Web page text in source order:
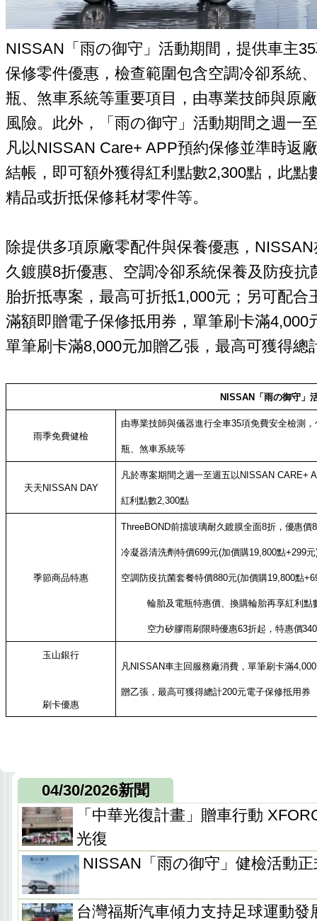
NISSAN「雨の御守」活動期間，提供車主
保修零件優惠，檢查範圍包含空調冷卻系統
瓶、煞車系統等重要項目，由專業技師與原
風險。此外，「雨の御守」活動期間之週一
凡以NISSAN Care+ APP預約保修並準時返
結帳，即可額外獲得紅利點數2,300點，此
精品或折抵保修耗材零件等。
除提供多項原廠零配件與保養優惠，
久鍍膜8折優惠、空調冷卻系統保養及防疫
胎折抵專案，最高可折抵1,000元；另可配
滿額即贈電子保修抵用券，單筆刷卡滿
單筆刷卡滿8,000元加贈乙張，最高可獲得總
NISSAN 「雨の御守」
雨季免費健檢
由專業技師與儀器進行全車35項免費安全檢測
瓶、煞車系統等
天天 NISSAN DAY
凡於專案期間之週一至週五以 NISSAN CARE+
紅利點數2,300點
季節商品特惠
ThreeBOND前擋玻璃耐久鍍膜全面8折，優惠價
冷凝器清洗劑特價699元(加價購19,800點+299元
空調防疫抗菌套餐特價880元(加價購19,800點
輪胎及電瓶特惠價、換購輪胎再享紅利點
空力矽膠雨刷限時優惠63折起，特惠價340
玉山銀行
刷卡優惠
凡NISSAN車主回服務廠消費，單筆刷卡滿4,000
贈乙張，最高可獲得總計200元電子保修抵用券
04/30/2026新聞
「中華光復計畫」贈車行動
光復
NISSAN「雨の御守」健檢活動
台灣福斯汽車傾力支持足球運動發